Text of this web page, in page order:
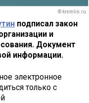
© kremlin.ru
подписал закон
и
Документ
информации.
электронное
только с